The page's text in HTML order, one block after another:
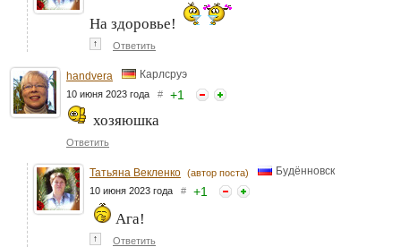
На здоровье!
↑ Ответить
handvera Карлсруэ
10 июня 2023 года # +1
хозяюшка
Ответить
Татьяна Векленко (автор поста) Будённовск
10 июня 2023 года # +1
Ага!
↑ Ответить